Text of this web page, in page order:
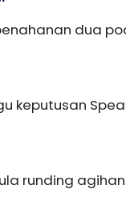
dua
keputusan
runding